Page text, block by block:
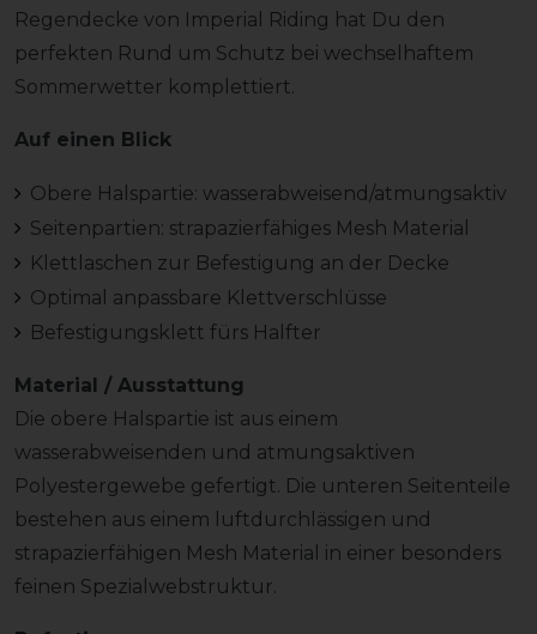
Regendecke von Imperial Riding hat Du den
perfekten Rund um Schutz bei wechselhaftem
Sommerwetter komplettiert.
Auf einen Blick
Obere Halspartie: wasserabweisend/atmungsaktiv
Seitenpartien: strapazierfähiges Mesh Material
Klettlaschen zur Befestigung an der Decke
Optimal anpassbare Klettverschlüsse
Befestigungsklett fürs Halfter
Material / Ausstattung
Die obere Halspartie ist aus einem
wasserabweisenden und atmungsaktiven
Polyestergewebe gefertigt. Die unteren Seitenteile
bestehen aus einem luftdurchlässigen und
strapazierfähigen Mesh Material in einer besonders
feinen Spezialwebstruktur.